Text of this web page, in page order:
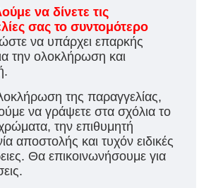
να δίνετε τις
σας το συντομότερο
να υπάρχει επαρκής
την ολοκλήρωση και
της παραγγελίας,
να γράψετε στα σχόλια το
την επιθυμητή
αποστολής και τυχόν ειδικές
Θα επικοινωνήσουμε για